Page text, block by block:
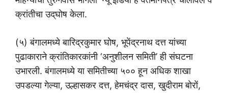
क्रांतीचा उद्‌घोष केला.
(५) बंगालमध्ये बारिद्रकुमार घोष, भूपेंद्रनाथ दत्त यांच्या
पुढाकाराने क्रांतिकारकांनी ‘अनुशीलन समिती’ ही संघटना
उभारली. बंगालमध्ये या समितीच्या ५०० हून अधिक शाखा
उपडल्या गेल्या, उल्हासकर दत्त, हेमचंद्र दास, खुदीराम बोरों,